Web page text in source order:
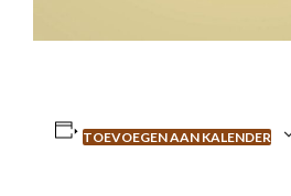
TOEVOEGEN AAN KALENDER